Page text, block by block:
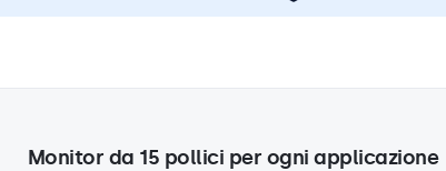
Monitor da 15 pollici per ogni applicazione